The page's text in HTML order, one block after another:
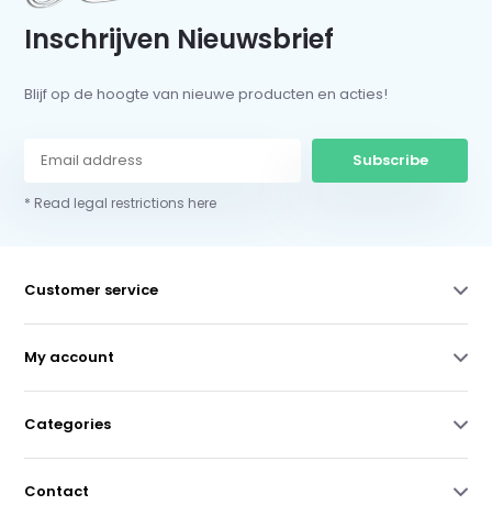
Inschrijven Nieuwsbrief
Blijf op de hoogte van nieuwe producten en acties!
Subscribe
* Read legal restrictions here
Customer service
My account
Categories
Contact